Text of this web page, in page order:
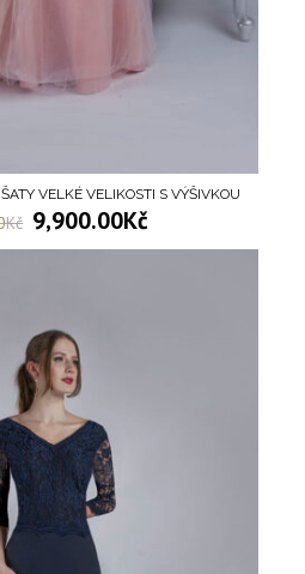
VELKÉ VELIKOSTI S VÝŠIVKOU
Kč 9,900.00Kč